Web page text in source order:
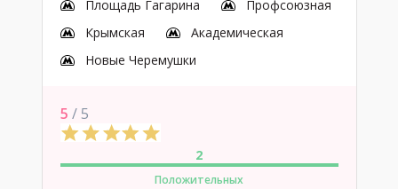
Площадь Гагарина
Профсоюзная
Крымская
Академическая
Новые Черемушки
5 / 5
2
Положительных